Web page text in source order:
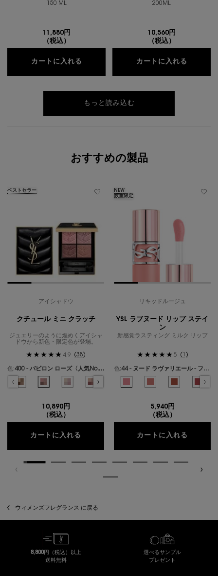
150 ML
11,880円
（税込）
カートに入れる リブレ ボディオイル
200ML
10,560円
（税込）
カートに入れる
もっと読み込む
おすすめの製品
ベストセラー
アイシャドウ
クチュール ミニ クラッチ
ジュエリーのように煌めくアイシャ
ドウから新色・限定色が登場。
4.9 (38)
色:
400 - バビロン ローズ〈人気No.1〉
色を選択してください
{1} の場合
のカラー クチュール ミニ クラッチ、1/19
ズ ドリーム のカラー クチュール ミニ クラッチ、2/19
択済み
- カスバ スパイシーズ のカラー クチュール ミニ クラッチ、3/19
選択済み
310 - エキゾチック ミラージュ のカラー クチュール ミニ クラッチ、4/19
400 - バビロン ローズ〈人気No.1〉 のカラー クチュール ミニ ク
選択済み
410 - フォービドゥン ウィスパー のカラー クチュール
選択済み
500 - メディナ グロウ のカラー クチュール ミ
600 - スポンティーニ リリー のカラ
700 - オーバー ノアール の
710 - オーバー ブ
選択済み
720 - キャ
10,890円
（税込）
カートに入れる クチュール ミニ クラッチ
NEW
数量限定
リキッドルージュ
YSL ラブヌード リップ ステイ
ン
新感覚ラスティング ミルク リップ
5 (1)
色:
44 - ヌード ラヴァリエール - フレンチモードなミルキーピンク -
色を選択してください
{1} の場合
44 - ヌード ラヴァリエール - フ
1 - アンドレスド ピンク
610 - ヌード チ
選択済
530 -
5,940円
（税込）
カートに入れる
ウィメンズフレグランス に戻る
8,800円（税込）以上
送料無料
選べるサンプル
プレゼント